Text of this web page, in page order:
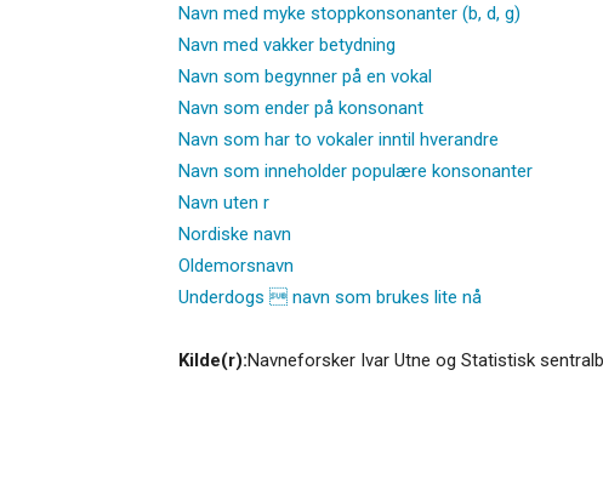
Navn med myke stoppkonsonanter (b, d, g)
Navn med vakker betydning
Navn som begynner på en vokal
Navn som ender på konsonant
Navn som har to vokaler inntil hverandre
Navn som inneholder populære konsonanter
Navn uten r
Nordiske navn
Oldemorsnavn
Underdogs  navn som brukes lite nå
Kilde(r):Navneforsker Ivar Utne og Statistisk